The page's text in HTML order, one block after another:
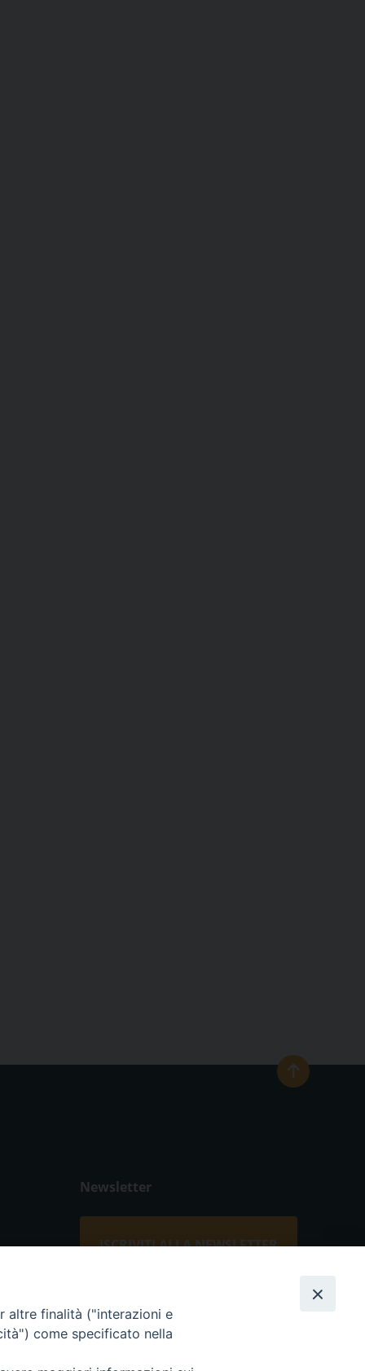
Newsletter
ISCRIVITI ALLA NEWSLETTER
altre finalità ("interazioni e
come specificato nella